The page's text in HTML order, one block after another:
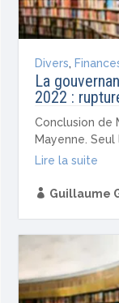
Divers,
La
2022 :
Conclusion de
Mayenne. Seul
Lire la suite
 Guillaume